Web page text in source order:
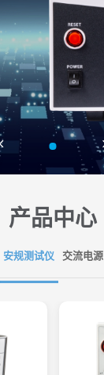
产品中心
安规测试仪 交流电源